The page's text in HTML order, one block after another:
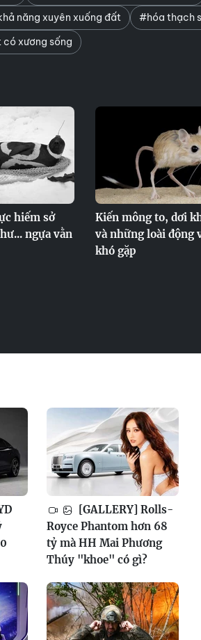
năng xuyên xuống đất
#hóa thạch
xương sống
hiếm sở
ngựa vằn
Kiến mông to, dơi
và những loài động
khó gặp
[GALLERY] Rolls-
Royce Phantom hơn 68
tỷ mà HH Mai Phương
Thúy "khoe" có gì?